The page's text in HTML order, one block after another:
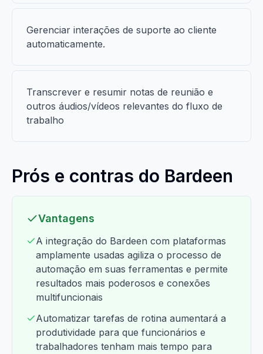
Gerenciar interações de suporte ao cliente
automaticamente.
Transcrever e resumir notas de reunião e
outros áudios/vídeos relevantes do fluxo de
trabalho
Prós e contras do Bardeen
Vantagens
A integração do Bardeen com plataformas
amplamente usadas agiliza o processo de
automação em suas ferramentas e permite
resultados mais poderosos e conexões
multifuncionais
Automatizar tarefas de rotina aumentará a
produtividade para que funcionários e
trabalhadores tenham mais tempo para